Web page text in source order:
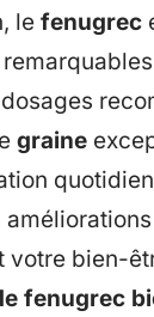
le fenugrec
graine
votre bien-
fenugrec